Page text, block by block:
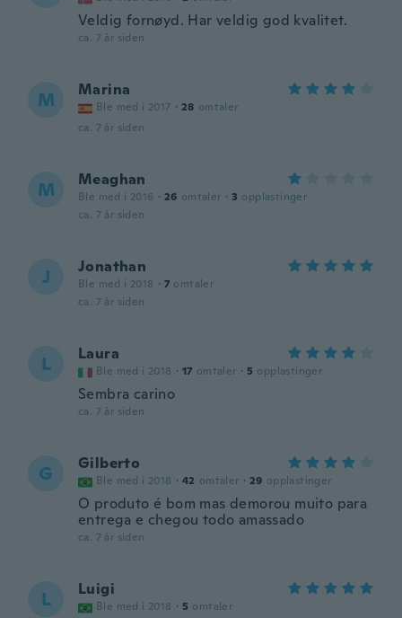
Veldig fornøyd. Har veldig god kvalitet.
ca. 7 år siden
M Marina
Ble med i 2017 · 28 omtaler
ca. 7 år siden
M Meaghan
Ble med i 2016 · 26 omtaler · 3 opplastinger
ca. 7 år siden
J Jonathan
Ble med i 2018 · 7 omtaler
ca. 7 år siden
L Laura
Ble med i 2018 · 17 omtaler · 5 opplastinger
Sembra carino
ca. 7 år siden
G Gilberto
Ble med i 2018 · 42 omtaler · 29 opplastinger
O produto é bom mas demorou muito para
entrega e chegou todo amassado
ca. 7 år siden
L Luigi
Ble med i 2018 · 5 omtaler